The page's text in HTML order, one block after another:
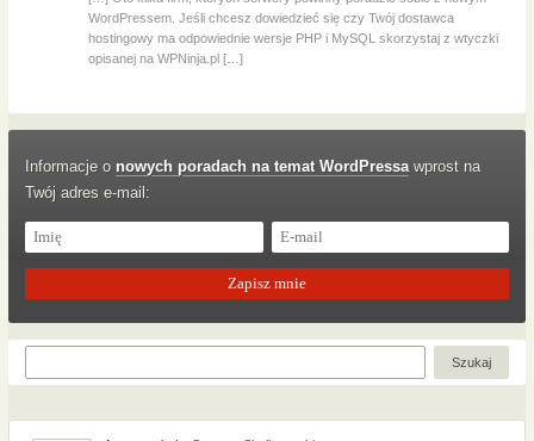
WordPressem. Jeśli chcesz dowiedzieć się czy Twój dostawca
hostingowy ma odpowiednie wersje PHP i MySQL skorzystaj z wtyczki
opisanej na WPNinja.pl […]
Informacje o nowych poradach na temat WordPressa wprost na
Twój adres e-mail: